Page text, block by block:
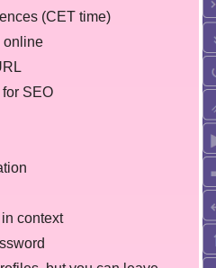
(CET time)
online
SEO
context